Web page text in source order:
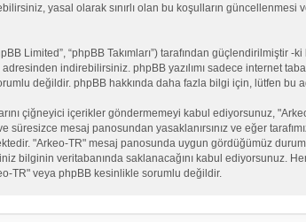
yasal olarak sınırlı olan bu koşulların
Limited”, “phpBB Takımları”) tarafından güçlendirilmiştir -ki
adresinden indirebilirsiniz. phpBB yazılımı sadece internet
değildir. phpBB hakkında daha fazla bilgi için, lütfen bu
çiğneyici içerikler göndermemeyi kabul ediyorsunuz,
mesaj panosundan yasaklanırsınız ve eğer
"Arkeo-TR" mesaj panosunda uygun gördüğümüz
bilginin veritabanında saklanacağını kabul ediyorsunuz.
TR" veya phpBB kesinlikle sorumlu değildir.